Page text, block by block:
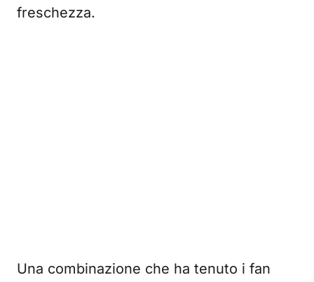
freschezza.
Una combinazione che ha tenuto i fan